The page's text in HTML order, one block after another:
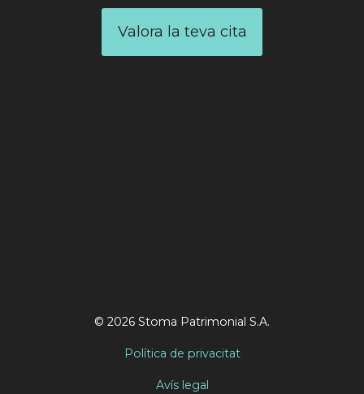
Valora la teva cita
© 2026 Stoma Patrimonial S.A.
Política de privacitat
Avís legal